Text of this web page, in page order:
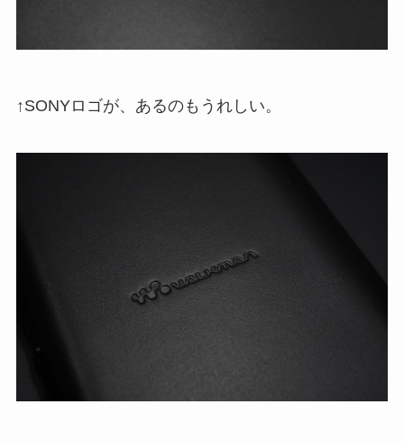
↑SONYロゴが、あるのもうれしい。